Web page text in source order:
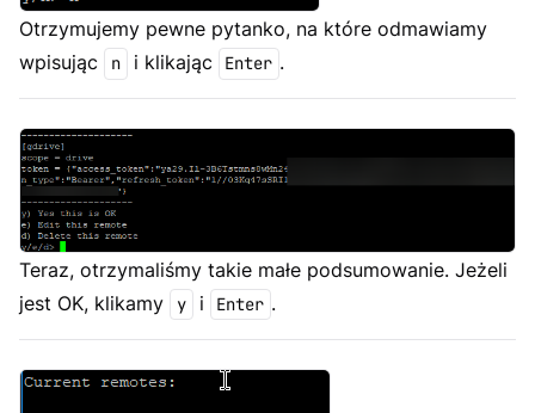
Otrzymujemy pewne pytanko, na które odmawiamy
wpisując
n i klikając Enter .
Teraz, otrzymaliśmy takie małe podsumowanie. Jeżeli
jest OK, klikamy
y i Enter .